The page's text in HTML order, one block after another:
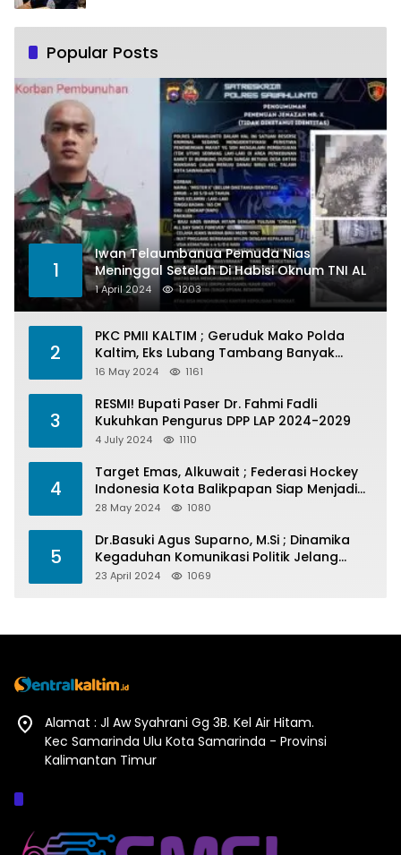
Popular Posts
1
Iwan Telaumbanua Pemuda Nias
Meninggal Setelah Di Habisi Oknum TNI AL
1 April 2024 1203
2
PKC PMII KALTIM ; Geruduk Mako Polda
Kaltim, Eks Lubang Tambang Banyak
Menelan Korban
16 May 2024 1161
3
RESMI! Bupati Paser Dr. Fahmi Fadli
Kukuhkan Pengurus DPP LAP 2024-2029
4 July 2024 1110
4
Target Emas, Alkuwait ; Federasi Hockey
Indonesia Kota Balikpapan Siap Menjadi
Barometer Prestasi Di Kaltim
28 May 2024 1080
5
Dr.Basuki Agus Suparno, M.Si ; Dinamika
Kegaduhan Komunikasi Politik Jelang
Pesta Politik 2024
23 April 2024 1069
Alamat : Jl Aw Syahrani Gg 3B. Kel Air Hitam.
Kec Samarinda Ulu Kota Samarinda - Provinsi
Kalimantan Timur